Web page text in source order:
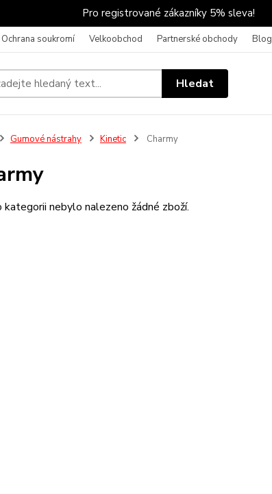
Pro registrované zákazníky 5% sleva!
Ochrana soukromí Velkoobchod Partnerské obchody Blog
Hledat
Gumové nástrahy Kinetic Charmy
nebylo nalezeno žádné zboží.